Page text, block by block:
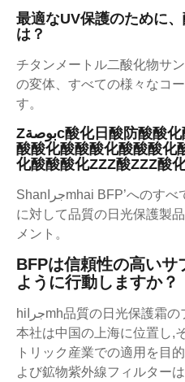
最適なUV保護のために
は？
チタンメートル二酸化物サ
の変体、すべての様々なコ
す。
Zبوصةc酸化日酸防酸酸化酸化酸酸酸酸化酸酸酸酸
酸酸化酸酸酸化酸酸酸化
化酸酸酸化ZZZ酸ZZZ酸
Shanجراmhai BFP’へのすべてのプロダクト国際規制遵守
に対して品質の日光保護製
メント。
BFPは信頼性の高いサ
ように行動しますか？
hiجراmh品質の日光保護霜のプロのサプライヤーです。
本社は中国の上海に位置し,
トリック産業での適用を目
よび鉱物紫外線フィルター